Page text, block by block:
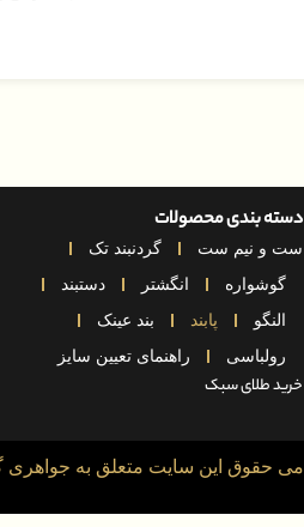
دسته بندی محصولات
ست و نیم ست
گردنبند تک
گوشواره
انگشتر
دستبند
النگو
پابند
بند عینک
رولباسی
راهنمای تعیین سایز
خرید طلای سبک
حقوق این سایت متعلق به جواهری